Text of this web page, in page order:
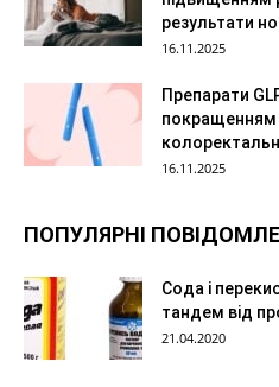
результати
16.11.2025
Препарати
покращенням
16.11.2025
ПОПУЛЯРНІ
Сода і
тандем від
21.04.2020